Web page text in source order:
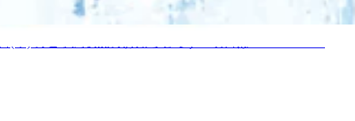
♪『肩甲骨ストレッチ＆骨盤ストレッチ』をとり入れたリ
時～21時&lt;住所&gt;東京都墨田区京島 1-2-1 イトーヨ
いて行動できるように、非常事態の正しい知識をしっかり
の提案・提供しております！『どんなコースが合ってい
おります♪ 『肩甲骨ストレッチ＆骨盤ストレッチ』をとり
さいませ。みなさん こんにちは！今日は七福神の日で
に記念日を制定しております。七福神は・恵比寿様：商売
福禄・寿老人様：長寿・布袋様：財福の七柱の神々でそれ